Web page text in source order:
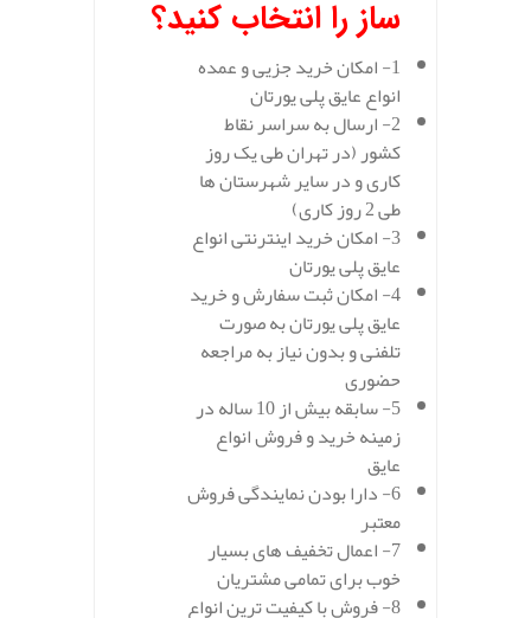
ساز را انتخاب کنید؟
1- امکان خرید جزیی و عمده
انواع عایق پلی یورتان
2- ارسال به سراسر نقاط
کشور (در تهران طی یک روز
کاری و در سایر شهرستان ها
طی 2 روز کاری)
3- امکان خرید اینترنتی انواع
عایق پلی یورتان
4- امکان ثبت سفارش و خرید
عایق پلی یورتان به صورت
تلفنی و بدون نیاز به مراجعه
حضوری
5- سابقه بیش از 10 ساله در
زمینه خرید و فروش انواع
عایق
6- دارا بودن نمایندگی فروش
معتبر
7- اعمال تخفیف های بسیار
خوب برای تمامی مشتریان
8- فروش با کیفیت ترین انواع